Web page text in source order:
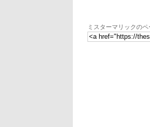
ミスターマリックの